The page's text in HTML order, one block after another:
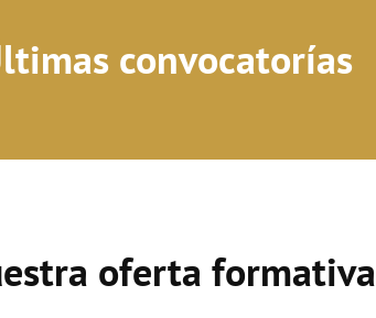
convocatorías
oferta formativa